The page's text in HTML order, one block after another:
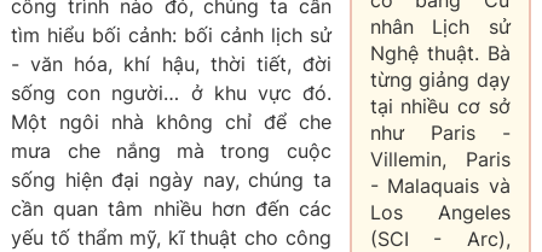
nhân Lịch sử
Nghệ thuật. Bà
từng giảng dạy
tại nhiều cơ sở
như Paris -
Villemin, Paris
- Malaquais và
Los Angeles
(SCI - Arc),
công trình nào đó, chúng ta cần
tìm hiểu bối cảnh: bối cảnh lịch sử
- văn hóa, khí hậu, thời tiết, đời
sống con người… ở khu vực đó.
Một ngôi nhà không chỉ để che
mưa che nắng mà trong cuộc
sống hiện đại ngày nay, chúng ta
cần quan tâm nhiều hơn đến các
yếu tố thẩm mỹ, kĩ thuật cho công